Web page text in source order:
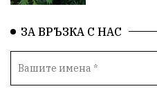
БАБХ Фестивал
Инфраструктура
ЗА ВРЪЗКА С НАС